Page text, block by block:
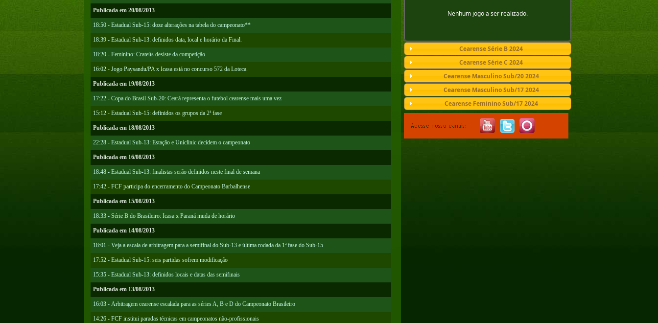
Publicada em 20/08/2013
18:50 - Estadual Sub-15: doze alterações na tabela do campeonato**
18:39 - Estadual Sub-13: definidos data, local e horário da Final.
18:20 - Feminino: Crateús desiste da competição
16:02 - Jogo Paysandu/PA x Icasa está no concurso 572 da Loteca.
Publicada em 19/08/2013
17:22 - Copa do Brasil Sub-20: Ceará representa o futebol cearense mais uma vez
15:12 - Estadual Sub-15: definidos os grupos da 2ª fase
Publicada em 18/08/2013
22:28 - Estadual Sub-13: Estação e Uniclinic decidem o campeonato
Publicada em 16/08/2013
18:48 - Estadual Sub-13: finalistas serão definidos neste final de semana
17:42 - FCF participa do encerramento do Campeonato Barbalhense
Publicada em 15/08/2013
18:33 - Série B do Brasileiro: Icasa x Paraná muda de horário
Publicada em 14/08/2013
18:01 - Veja a escala de arbitragem para a semifinal do Sub-13 e última rodada da 1ª fase do Sub-15
17:52 - Estadual Sub-15: seis partidas sofrem modificação
15:35 - Estadual Sub-13: definidos locais e datas das semifinais
Publicada em 13/08/2013
16:03 - Arbitragem cearense escalada para as séries A, B e D do Campeonato Brasileiro
14:26 - FCF institui paradas técnicas em campeonatos não-profissionais
Nenhum jogo a ser realizado.
Cearense Série B 2024
Cearense Série C 2024
Cearense Masculino Sub/20 2024
Cearense Masculino Sub/17 2024
Cearense Feminino Sub/17 2024